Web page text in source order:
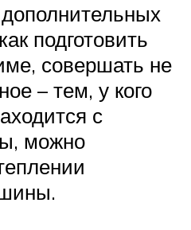
подготовить
совершать не
– тем, у кого
с
можно